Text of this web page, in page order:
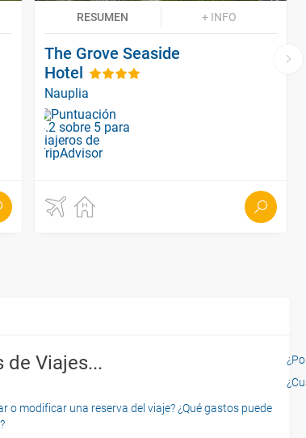
RESUMEN + INFO
The Grove Seaside
Hotel
Nauplia
de Viajes...
o modificar una reserva del viaje? ¿Qué gastos puede